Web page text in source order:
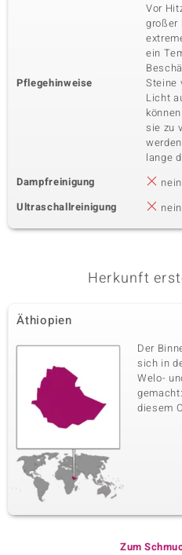
Pflegehinweise
Vor
großer
ein
Steine
Licht
sie zu
lange
Dampfreinigung
nein
Ultraschallreinigung
nein
Herkunft
Äthiopien
Der
sich in
Welo-
diesem
Zum